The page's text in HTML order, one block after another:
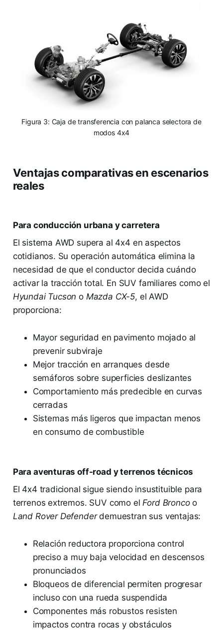
Figura 3: Caja de transferencia con palanca selectora de
modos 4x4
Ventajas comparativas en escenarios
reales
Para conducción urbana y carretera
El sistema AWD supera al 4x4 en aspectos
cotidianos. Su operación automática elimina la
necesidad de que el conductor decida cuándo
activar la tracción total. En SUV familiares como el
Hyundai Tucson o Mazda CX-5, el AWD
proporciona:
Mayor seguridad en pavimento mojado al
prevenir subviraje
Mejor tracción en arranques desde
semáforos sobre superficies deslizantes
Comportamiento más predecible en curvas
cerradas
Sistemas más ligeros que impactan menos
en consumo de combustible
Para aventuras off-road y terrenos técnicos
El 4x4 tradicional sigue siendo insustituible para
terrenos extremos. SUV como el Ford Broncoo
Land Rover Defenderdemuestran sus ventajas:
Relación reductora proporciona control
preciso a muy baja velocidad en descensos
pronunciados
Bloqueos de diferencial permiten progresar
incluso con una rueda suspendida
Componentes más robustos resisten
impactos contra rocas y obstáculos